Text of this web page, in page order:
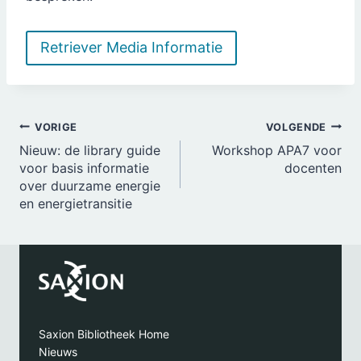
Retriever Media Informatie
Bericht
navigatie
VORIGE
Nieuw: de library guide
voor basis informatie
over duurzame energie
en energietransitie
VOLGENDE
Workshop APA7 voor
docenten
Saxion Bibliotheek Home
Nieuws